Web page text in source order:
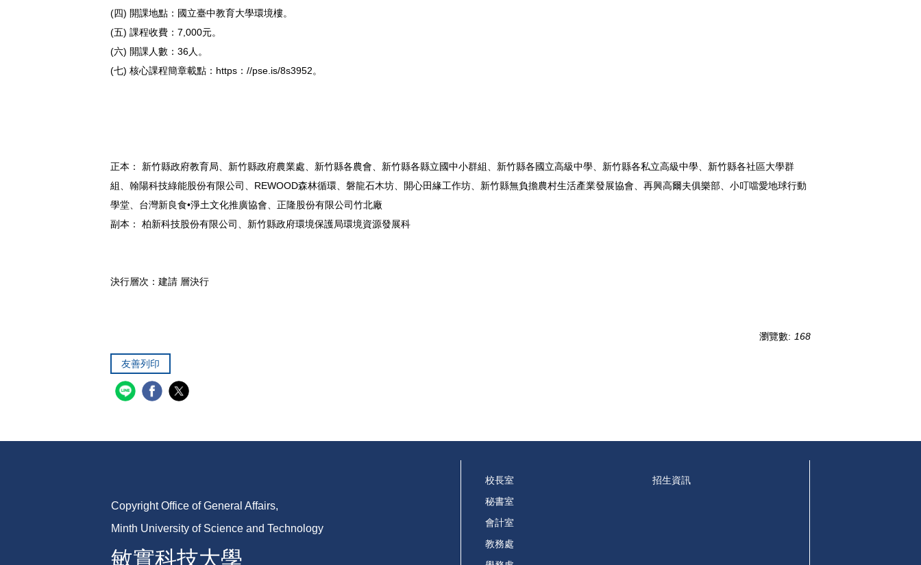
(四) 開課地點：國立臺中教育大學環境樓。
(五) 課程收費：7,000元。
(六) 開課人數：36人。
(七) 核心課程簡章載點：https：//pse.is/8s3952。
正本： 新竹縣政府教育局、新竹縣政府農業處、新竹縣各農會、新竹縣各縣立國中小群組、新竹縣各國立高級中學、新竹縣各私立高級中學、新竹縣各社區大學群
組、翰陽科技綠能股份有限公司、REWOOD森林循環、磐龍石木坊、開心田緣工作坊、新竹縣無負擔農村生活產業發展協會、再興高爾夫俱樂部、小叮噹愛地球行動
學堂、台灣新良食•淨土文化推廣協會、正隆股份有限公司竹北廠
副本： 柏新科技股份有限公司、新竹縣政府環境保護局環境資源發展科
決行層次：建請 層決行
瀏覽數: 168
友善列印
Copyright Office of General Affairs,
Minth University of Science and Technology
敏實科技大學
校長室
秘書室
會計室
教務處
招生資訊